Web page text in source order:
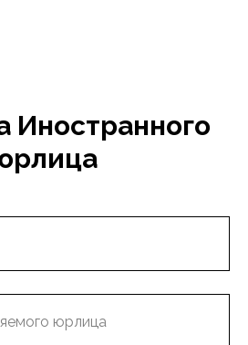
Иностранного